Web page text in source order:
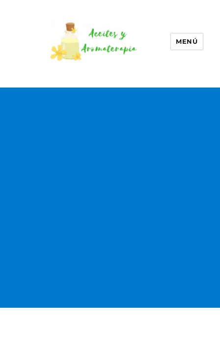
Aromaterapia
MENÚ